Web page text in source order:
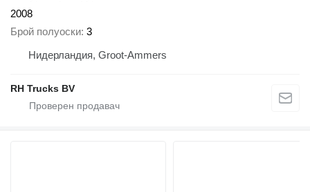
2008
Брой полуоски 3
Нидерландия, Groot-Ammers
RH Trucks BV